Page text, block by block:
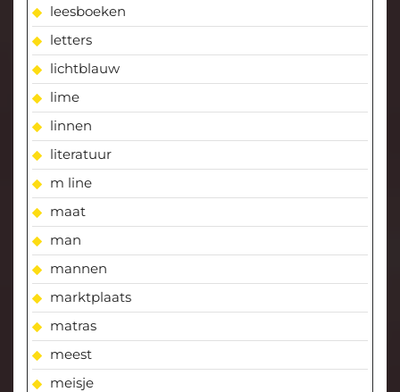
leesboeken
letters
lichtblauw
lime
linnen
literatuur
m line
maat
man
mannen
marktplaats
matras
meest
meisje